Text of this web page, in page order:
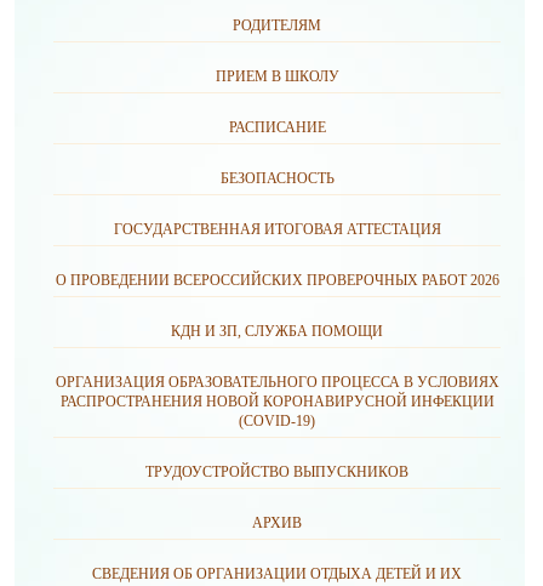
РОДИТЕЛЯМ
ПРИЕМ В ШКОЛУ
РАСПИСАНИЕ
БЕЗОПАСНОСТЬ
ГОСУДАРСТВЕННАЯ ИТОГОВАЯ АТТЕСТАЦИЯ
О ПРОВЕДЕНИИ ВСЕРОССИЙСКИХ ПРОВЕРОЧНЫХ РАБОТ 2026
КДН И ЗП, СЛУЖБА ПОМОЩИ
ОРГАНИЗАЦИЯ ОБРАЗОВАТЕЛЬНОГО ПРОЦЕССА В УСЛОВИЯХ
РАСПРОСТРАНЕНИЯ НОВОЙ КОРОНАВИРУСНОЙ ИНФЕКЦИИ
(CОVID-19)
ТРУДОУСТРОЙСТВО ВЫПУСКНИКОВ
АРХИВ
СВЕДЕНИЯ ОБ ОРГАНИЗАЦИИ ОТДЫХА ДЕТЕЙ И ИХ